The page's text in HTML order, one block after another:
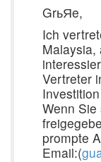
GrьЯe,
Ich
Malaysia,
Vertreter
Wenn
prompte
Email:(